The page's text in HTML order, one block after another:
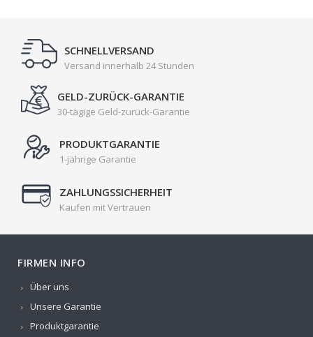
SCHNELLVERSAND
Versand innerhalb 24 Stunden
GELD-ZURÜCK-GARANTIE
30-tägige Geld-zurück-Garantie
PRODUKTGARANTIE
1-jährige Garantie
ZAHLUNGSSICHERHEIT
Kaufen mit Vertrauen
FIRMEN INFO
Über uns
Unsere Garantie
Produktgarantie